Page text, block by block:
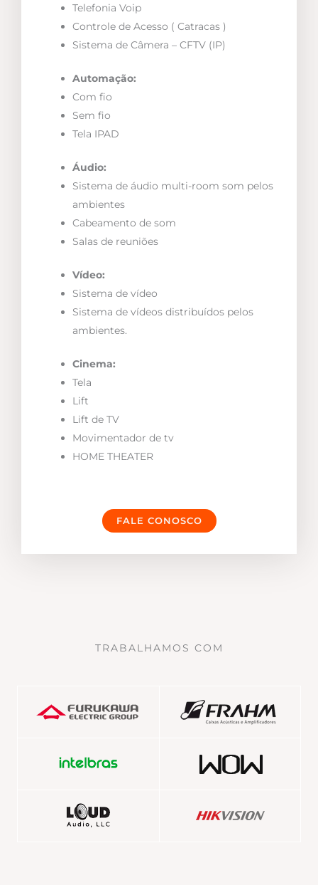
Telefonia Voip
Controle de Acesso ( Catracas )
Sistema de Câmera – CFTV (IP)
Automação:
Com fio
Sem fio
Tela IPAD
Áudio:
Sistema de áudio multi-room som pelos
ambientes
Cabeamento de som
Salas de reuniões
Vídeo:
Sistema de vídeo
Sistema de vídeos distribuídos pelos
ambientes.
Cinema:
Tela
Lift
Lift de TV
Movimentador de tv
HOME THEATER
FALE CONOSCO
TRABALHAMOS COM